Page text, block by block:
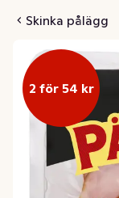
Skinka pålägg
Tunna Skivor
2 för 54 kr